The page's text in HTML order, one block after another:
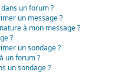
un forum ?
un message ?
à mon message ?
?
un sondage ?
un forum ?
un sondage ?